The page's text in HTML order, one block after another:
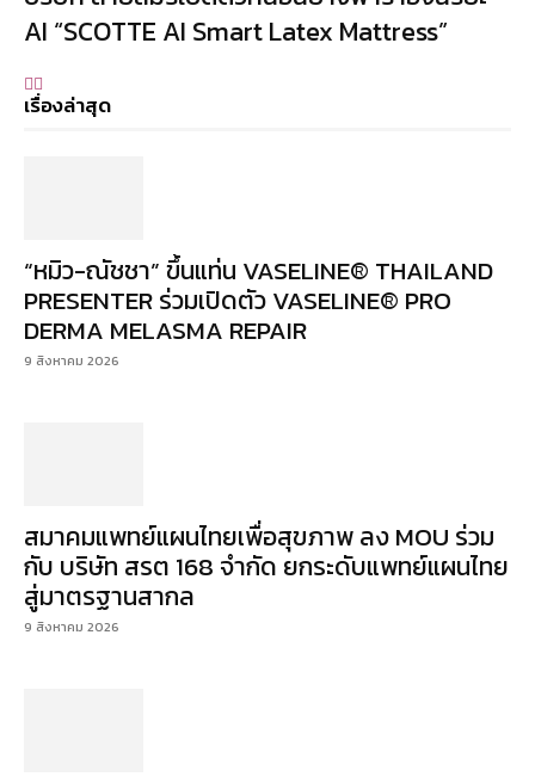
AI “SCOTTE AI Smart Latex Mattress”
เรื่องล่าสุด
“หมิว-ณัชชา” ขึ้นแท่น VASELINE® THAILAND
PRESENTER ร่วมเปิดตัว VASELINE® PRO
DERMA MELASMA REPAIR
9 สิงหาคม 2026
สมาคมแพทย์แผนไทยเพื่อสุขภาพ ลง MOU ร่วม
กับ บริษัท สรต 168 จำกัด ยกระดับแพทย์แผนไทย
สู่มาตรฐานสากล
9 สิงหาคม 2026